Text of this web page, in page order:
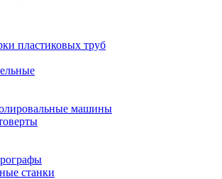
пластиковых труб
машины
станки